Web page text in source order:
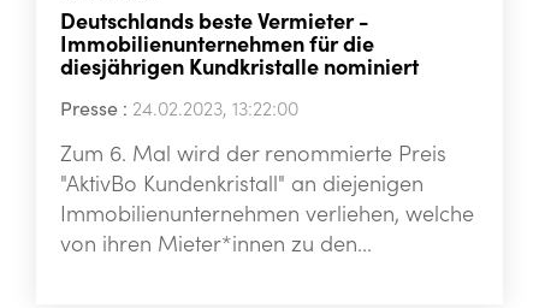
Deutschlands beste Vermieter -
Immobilienunternehmen für die
diesjährigen Kundkristalle nominiert
Presse : 24.02.2023, 13:22:00
Zum 6. Mal wird der renommierte Preis
"AktivBo Kundenkristall" an diejenigen
Immobilienunternehmen verliehen, welche
von ihren Mieter*innen zu den...